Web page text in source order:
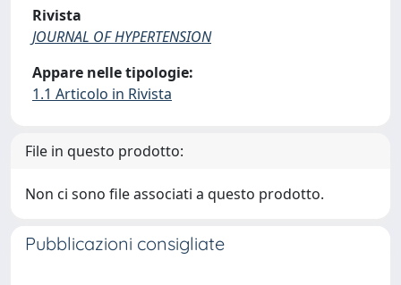
Rivista
JOURNAL OF HYPERTENSION
Appare nelle tipologie:
1.1 Articolo in Rivista
File in questo prodotto:
Non ci sono file associati a questo prodotto.
Pubblicazioni consigliate